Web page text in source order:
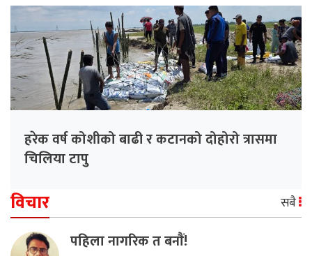
हरेक वर्ष कोशीको बाढी र कटानको दोहोरो त्रासमा
चिलिया टापु
विचार सबै
पहिला नागरिक त बनाैं!